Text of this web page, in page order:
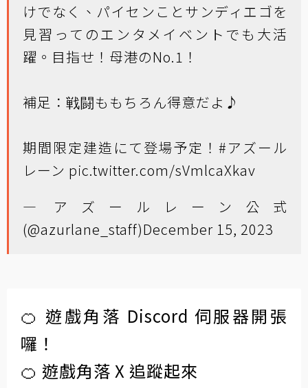
けでなく、パイセンことサンディエゴを
見習ってのエンタメイベントでも大活
躍。目指せ！母港のNo.1！
補足：戦闘ももちろん得意だよ♪
期間限定建造にて登場予定！#アズール
レーン pic.twitter.com/sVmlcaXkav
— アズールレーン公式
(@azurlane_staff)December 15, 2023
🍊 遊戲角落 Discord 伺服器開張
囉！
🍊 遊戲角落 X 追蹤起來